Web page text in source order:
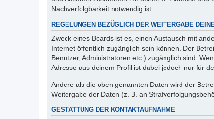
Nachverfolgbarkeit notwendig ist.
REGELUNGEN BEZÜGLICH DER WEITERGABE
Zweck eines Boards ist es, einen Austausch mit
Internet öffentlich zugänglich sein können. Der
Benutzer, Administratoren etc.) zugänglich sind.
Adresse aus deinem Profil ist dabei jedoch nur für
Andere als die oben genannten Daten wird der
Weitergabe der Daten (z. B. an
GESTATTUNG DER KONTAKTAUFNAHME